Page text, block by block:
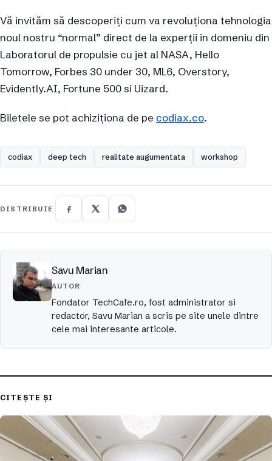
Vă invităm să descoperiți cum va revoluționa tehnologia
noul nostru “normal” direct de la experții in domeniu din
Laboratorul de propulsie cu jet al NASA, Hello
Tomorrow, Forbes 30 under 30, ML6, Overstory,
Evidently.AI, Fortune 500 si Uizard.
Biletele se pot achiziționa de pe codiax.co.
codiax deep tech realitate augumentata workshop
DISTRIBUIE
Savu Marian
AUTOR
Fondator TechCafe.ro, fost administrator si
redactor, Savu Marian a scris pe site unele dintre
cele mai interesante articole.
CITEȘTE ȘI